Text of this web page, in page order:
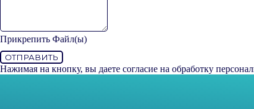
Прикрепить Файл(ы)
ОТПРАВИТЬ
Нажимая на кнопку, вы даете согласие на обработку